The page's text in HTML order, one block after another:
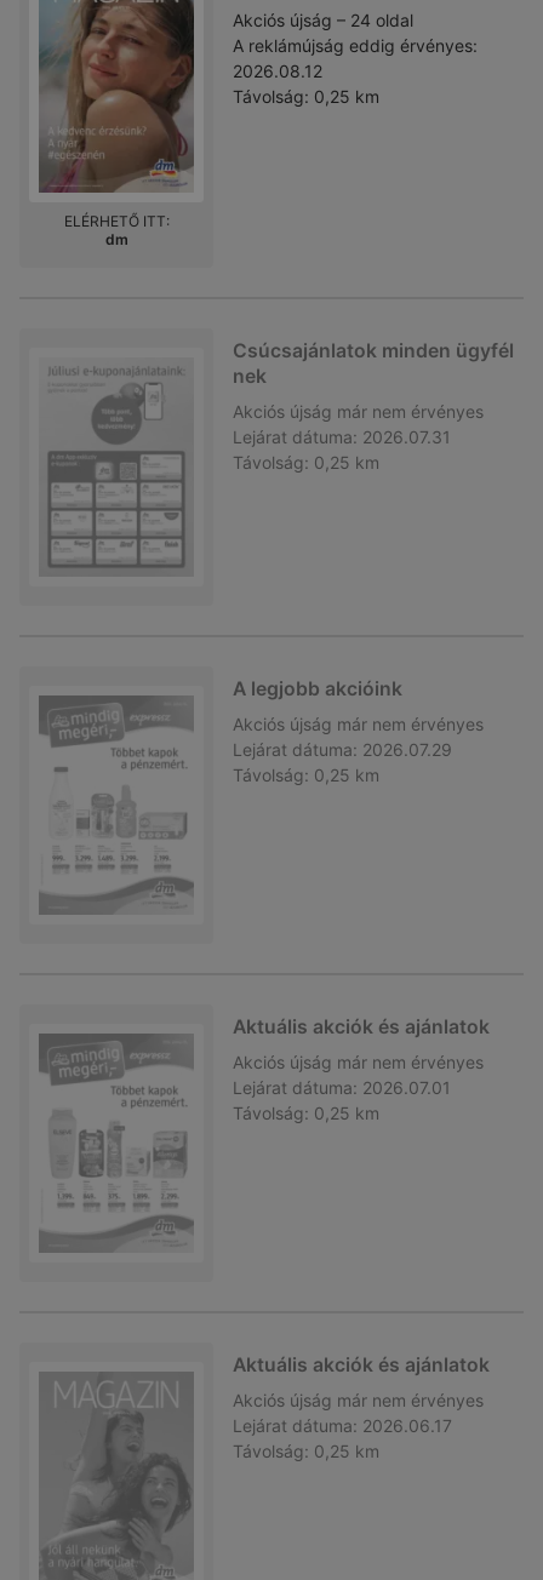
Akciós újság – 24 oldal
A reklámújság eddig érvényes:
2026.08.12
Távolság: 0,25 km
ELÉRHETŐ ITT:
dm
Csúcsajánlatok minden ügyfél
nek
Akciós újság már nem érvényes
Lejárat dátuma: 2026.07.31
Távolság: 0,25 km
A legjobb akcióink
Akciós újság már nem érvényes
Lejárat dátuma: 2026.07.29
Távolság: 0,25 km
Aktuális akciók és ajánlatok
Akciós újság már nem érvényes
Lejárat dátuma: 2026.07.01
Távolság: 0,25 km
Aktuális akciók és ajánlatok
Akciós újság már nem érvényes
Lejárat dátuma: 2026.06.17
Távolság: 0,25 km